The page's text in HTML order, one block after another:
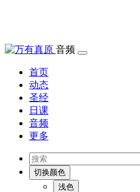
音频
首页
动态
圣经
日课
音频
更多
切换颜色
浅色